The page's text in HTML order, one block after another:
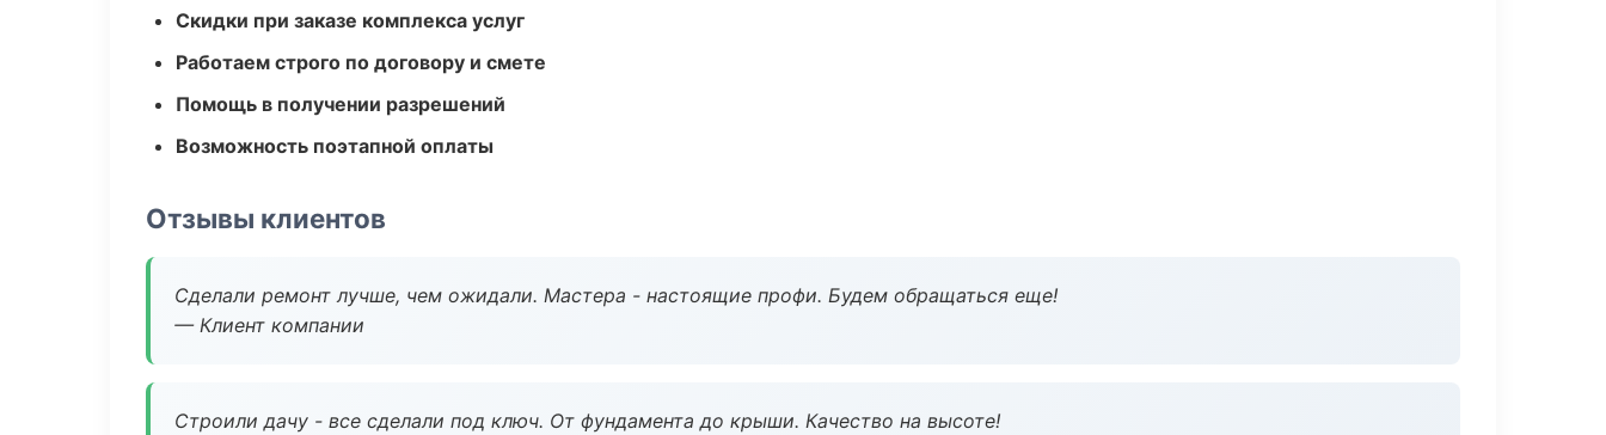
Скидки при заказе комплекса услуг
Работаем строго по договору и смете
Помощь в получении разрешений
Возможность поэтапной оплаты
Отзывы клиентов
Сделали ремонт лучше, чем ожидали. Мастера - настоящие профи. Будем обращаться еще!
— Клиент компании
Строили дачу - все сделали под ключ. От фундамента до крыши. Качество на высоте!